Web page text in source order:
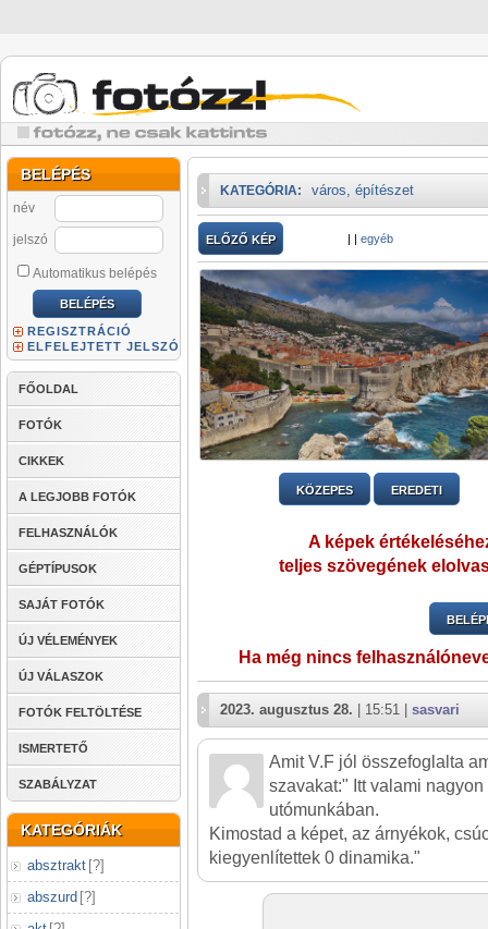
BELÉPÉS
név
jelszó
Automatikus belépés
REGISZTRÁCIÓ
ELFELEJTETT JELSZÓ
FŐOLDAL
FOTÓK
CIKKEK
A LEGJOBB FOTÓK
FELHASZNÁLÓK
GÉPTÍPUSOK
SAJÁT FOTÓK
ÚJ VÉLEMÉNYEK
ÚJ VÁLASZOK
FOTÓK FELTÖLTÉSE
ISMERTETŐ
SZABÁLYZAT
KATEGÓRIÁK
absztrakt [?]
abszurd [?]
KATEGÓRIA: város, építészet
ELŐZŐ KÉP | | egyéb
KÖZEPES EREDETI
A képek
teljes szövegének
Ha még nincs
2023. augusztus 28. | 15:51 | sasvari
Amit V.F jól összefoglalta
szavakat:" Itt valami
utómunkában.
Kimostad a képet, az árnyékok,
kiegyenlítettek 0 dinamika."